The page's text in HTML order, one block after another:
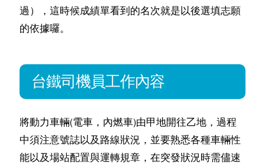
過），這時候成績單看到的名次就是以後選填志願
的依據囉。
台鐵司機員工作內容
將動力車輛(電車，內燃車)由甲地開往乙地，過程
中須注意號誌以及路線狀況，並要熟悉各種車輛性
能以及場站配置與運轉規章，在突發狀況時需儘速